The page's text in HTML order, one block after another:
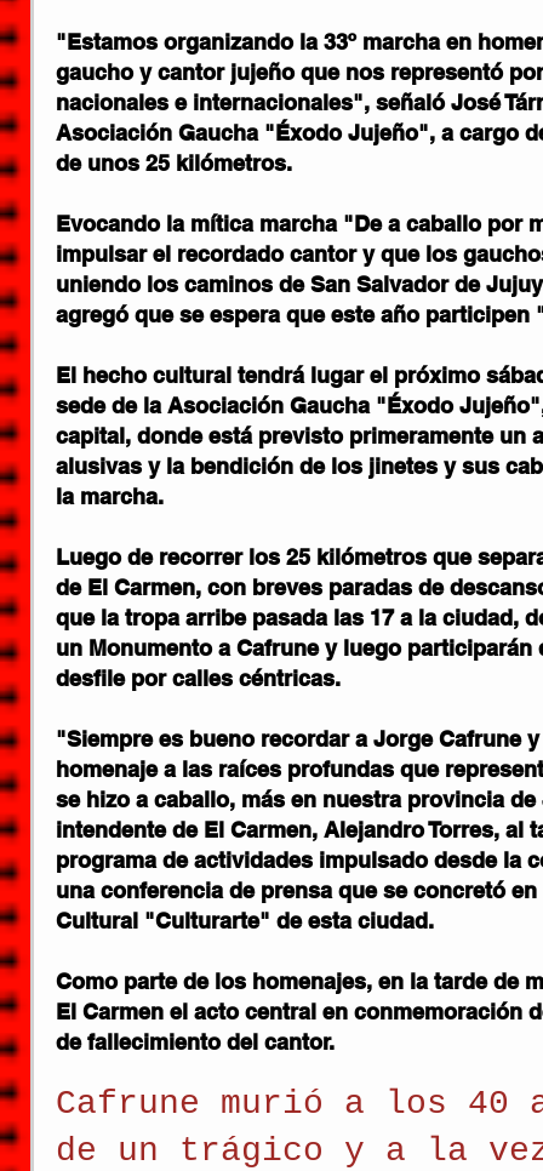
"Estamos organizando la 33º marcha en
gaucho y cantor jujeño que nos representó
nacionales e internacionales", señaló José
Asociación Gaucha "Éxodo Jujeño", a cargo
de unos 25 kilómetros.
Evocando la mítica marcha "De a caballo por
impulsar el recordado cantor y que los
uniendo los caminos de San Salvador de
agregó que se espera que este año participen
El hecho cultural tendrá lugar el próximo
sede de la Asociación Gaucha "Éxodo
capital, donde está previsto primeramente un
alusivas y la bendición de los jinetes y sus
la marcha.
Luego de recorrer los 25 kilómetros que
de El Carmen, con breves paradas de
que la tropa arribe pasada las 17 a la ciudad,
un Monumento a Cafrune y luego
desfile por calles céntricas.
"Siempre es bueno recordar a Jorge Cafrune
homenaje a las raíces profundas que
se hizo a caballo, más en nuestra provincia
intendente de El Carmen, Alejandro Torres, al
programa de actividades impulsado desde la
una conferencia de prensa que se concretó
Cultural "Culturarte" de esta ciudad.
Como parte de los homenajes, en la tarde de
El Carmen el acto central en conmemoración
de fallecimiento del cantor.
Cafrune murió a los 40
de un trágico y a la